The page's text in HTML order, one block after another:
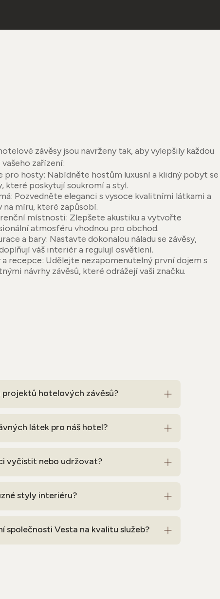
závěsy jsou navrženy tak, aby vylepšily každou
zařízení:
pro hosty: Nabídněte hostům luxusní a klidný pobyt se
které poskytují soukromí a styl.
Pozvedněte eleganci s vysoce kvalitními látkami a
na míru, které zapůsobí.
místnosti: Zlepšete akustiku a vytvořte
atmosféru vhodnou pro obchod.
a bary: Nastavte dokonalou náladu se závěsy,
váš interiér a regulují osvětlení.
a recepce: Udělejte nezapomenutelný první dojem s
návrhy závěsů, které odrážejí vaši značku.
hotelových závěsů?
látek pro náš hotel?
vyčistit nebo udržovat?
styly interiéru?
společnosti Vesta na kvalitu služeb?